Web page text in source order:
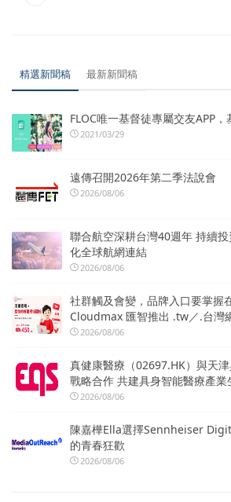
精選新聞稿 最新新聞稿
FLOC唯一基督徒專屬交友APP
2021/03/29
遠傳召開2026年第二季法說會
2026/08/06
聯合航空深耕台灣40週年 持續
化全球航網連結
2026/08/06
社群觸及會變，品牌入口要掌握
Cloudmax 匯智推出 .tw／.台灣
2026/08/06
真健康醫療（02697.HK）與天
戰略合作 共建具身智能醫療產業
2026/08/06
陳嘉樺Ella選擇Sennheiser
的青春狂歡
2026/08/06